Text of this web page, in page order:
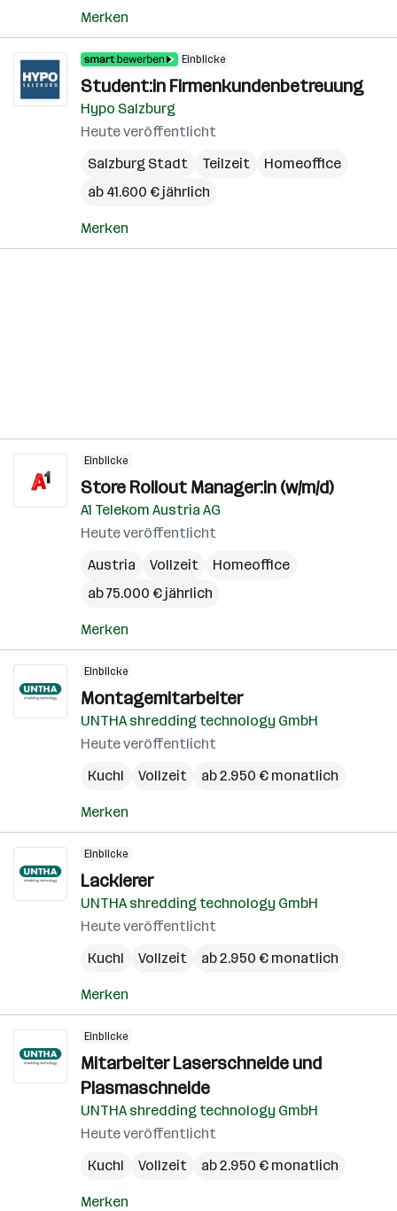
Merken
Einblicke
Student:in Firmenkundenbetreuung
Hypo Salzburg
Heute veröffentlicht
Salzburg Stadt
Teilzeit
Homeoffice
ab 41.600 € jährlich
Merken
Einblicke
Store Rollout Manager:in (w/m/d)
A1 Telekom Austria AG
Heute veröffentlicht
Austria
Vollzeit
Homeoffice
ab 75.000 € jährlich
Merken
Einblicke
Montagemitarbeiter
UNTHA shredding technology GmbH
Heute veröffentlicht
Kuchl
Vollzeit ab 2.950 € monatlich
Merken
Einblicke
Lackierer
UNTHA shredding technology GmbH
Heute veröffentlicht
Kuchl
Vollzeit ab 2.950 € monatlich
Merken
Einblicke
Mitarbeiter Laserschneide und
Plasmaschneide
UNTHA shredding technology GmbH
Heute veröffentlicht
Kuchl
Vollzeit ab 2.950 € monatlich
Merken